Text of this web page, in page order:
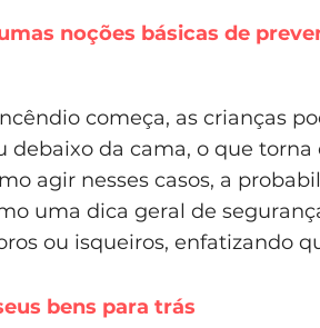
noções básicas de
começa, as crianças
debaixo da cama, o que
agir nesses casos, a
uma dica geral de
ou isqueiros, enfatizando
bens para trás